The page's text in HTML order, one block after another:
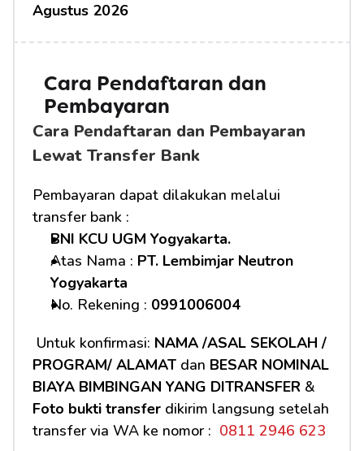
Agustus 2026
Cara Pendaftaran dan
Pembayaran
Cara Pendaftaran dan Pembayaran
Lewat Transfer Bank
Pembayaran dapat dilakukan melalui
transfer bank :
BNI KCU UGM Yogyakarta.
Atas Nama : PT. Lembimjar Neutron
Yogyakarta
No. Rekening : 0991006004
Untuk konfirmasi: NAMA /ASAL SEKOLAH /
PROGRAM/ ALAMAT dan BESAR NOMINAL
BIAYA BIMBINGAN YANG DITRANSFER
Foto bukti transfer dikirim langsung setelah
transfer via WA ke nomor : 0811 2946 623